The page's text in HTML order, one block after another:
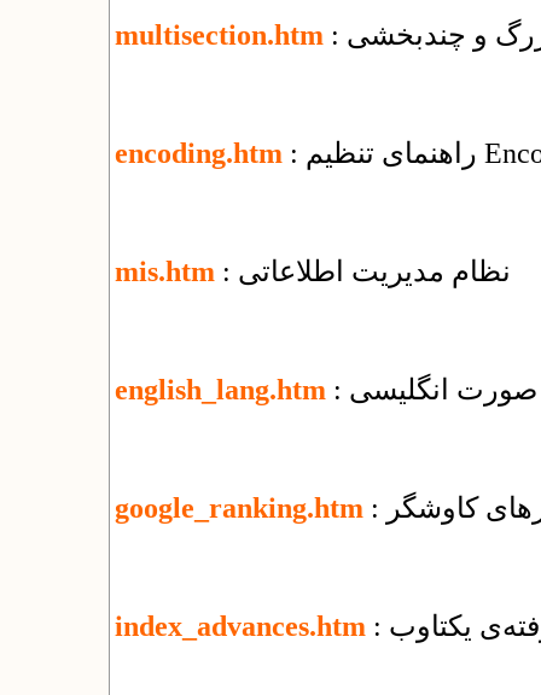
multisection.htm و چندبخشی
encoding.htm
mis.htm : نظام مدیریت اطلاعاتی
english_lang.htm صورت انگلیسی
google_ranking.htm کاوشگر
index_advances.htm یکتاوب